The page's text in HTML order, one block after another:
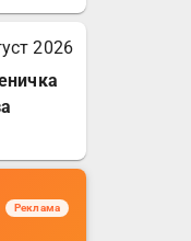
2026
Реклама